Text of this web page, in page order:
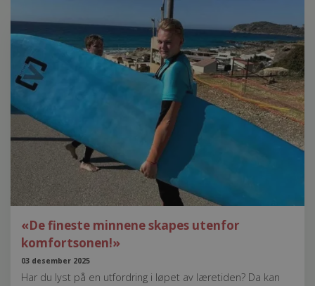
«De fineste minnene skapes utenfor
komfortsonen!»
03 desember 2025
Har du lyst på en utfordring i løpet av læretiden? Da kan